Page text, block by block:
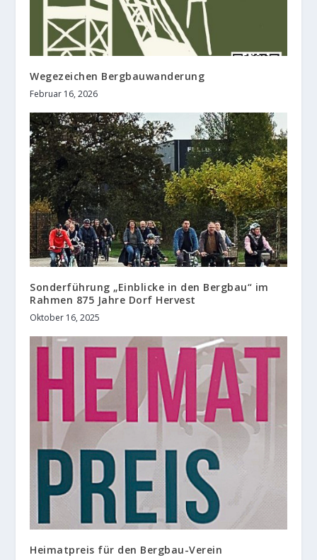
Wegezeichen Bergbauwanderung
Februar 16, 2026
Sonderführung „Einblicke in den Bergbau“ im
Rahmen 875 Jahre Dorf Hervest
Oktober 16, 2025
Heimatpreis für den Bergbau-Verein